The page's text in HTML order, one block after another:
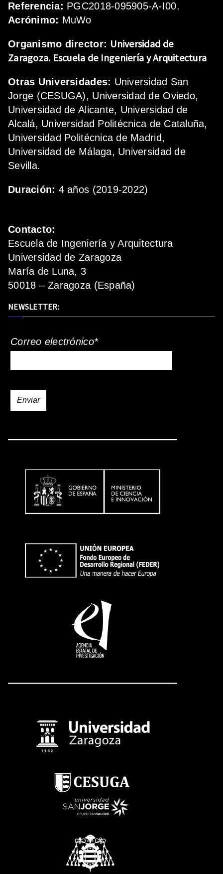
Referencia: PGC2018-095905-A-I00.
Acrónimo: MuWo
Organismo director: Universidad de
Zaragoza. Escuela de Ingeniería y Arquitectura
Otras Universidades: Universidad San
Jorge (CESUGA), Universidad de Oviedo,
Universidad de Alicante, Universidad de
Alcalá, Universidad Politécnica de Cataluña,
Universidad Politécnica de Madrid,
Universidad de Málaga, Universidad de
Sevilla.
Duración: 4 años (2019-2022)
Contacto:
Escuela de Ingeniería y Arquitectura
Universidad de Zaragoza
María de Luna, 3
50018 – Zaragoza (España)
NEWSLETTER:
Correo electrónico*